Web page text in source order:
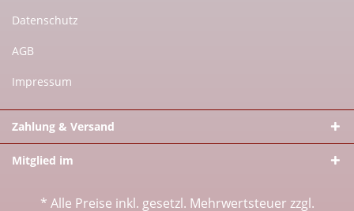
Datenschutz
AGB
Impressum
Zahlung & Versand
Mitglied im
* Alle Preise inkl. gesetzl. Mehrwertsteuer zzgl.